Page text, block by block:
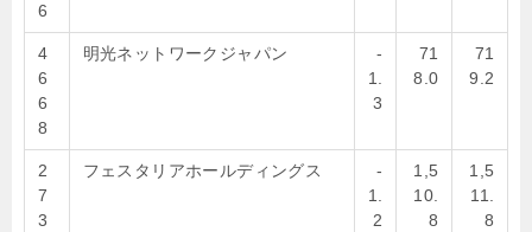
6
4
6
6
8
明光ネットワークジャパン
-
1.
3
71
8.0
71
9.2
2
7
3
フェスタリアホールディングス
-
1.
2
1,5
10.
8
1,5
11.
8